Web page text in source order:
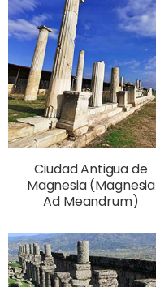
Ciudad Antigua de
Magnesia (Magnesia
Ad Meandrum)